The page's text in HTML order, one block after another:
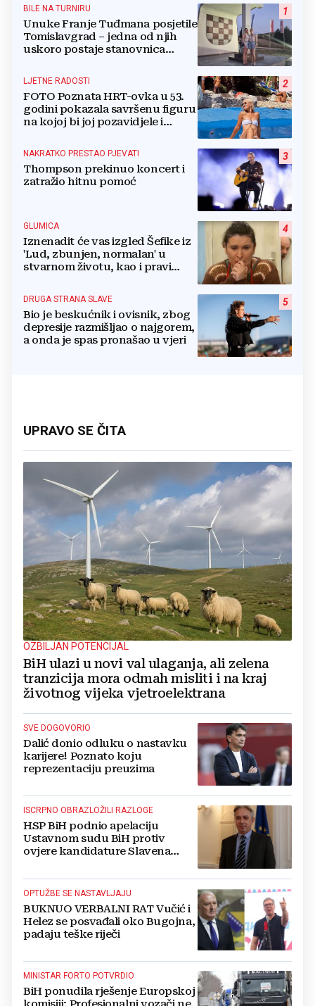
1
BILE NA TURNIRU
Unuke Franje Tuđmana posjetile
Tomislavgrad – jedna od njih
uskoro postaje stanovnica
2
LJETNE RADOSTI
FOTO Poznata HRT-ovka u 53.
godini pokazala savršenu figuru
na kojoj bi joj pozavidjele i
3
NAKRATKO PRESTAO PJEVATI
Thompson prekinuo koncert i
zatražio hitnu pomoć
4
GLUMICA
Iznenadit će vas izgled Šefike iz
'Lud, zbunjen, normalan' u
stvarnom životu, kao i pravi
5
DRUGA STRANA SLAVE
Bio je beskućnik i ovisnik, zbog
depresije razmišljao o najgorem,
a onda je spas pronašao u vjeri
UPRAVO SE ČITA
OZBILJAN POTENCIJAL
BiH ulazi u novi val ulaganja, ali zelena
tranzicija mora odmah misliti i na kraj
životnog vijeka vjetroelektrana
SVE DOGOVORIO
Dalić donio odluku o nastavku
karijere! Poznato koju
reprezentaciju preuzima
ISCRPNO OBRAZLOŽILI RAZLOGE
HSP BiH podnio apelaciju
Ustavnom sudu BiH protiv
ovjere kandidature Slavena
OPTUŽBE SE NASTAVLJAJU
BUKNUO VERBALNI RAT Vučić i
Helez se posvađali oko Bugojna,
padaju teške riječi
MINISTAR FORTO POTVRDIO
BiH ponudila rješenje Europskoj